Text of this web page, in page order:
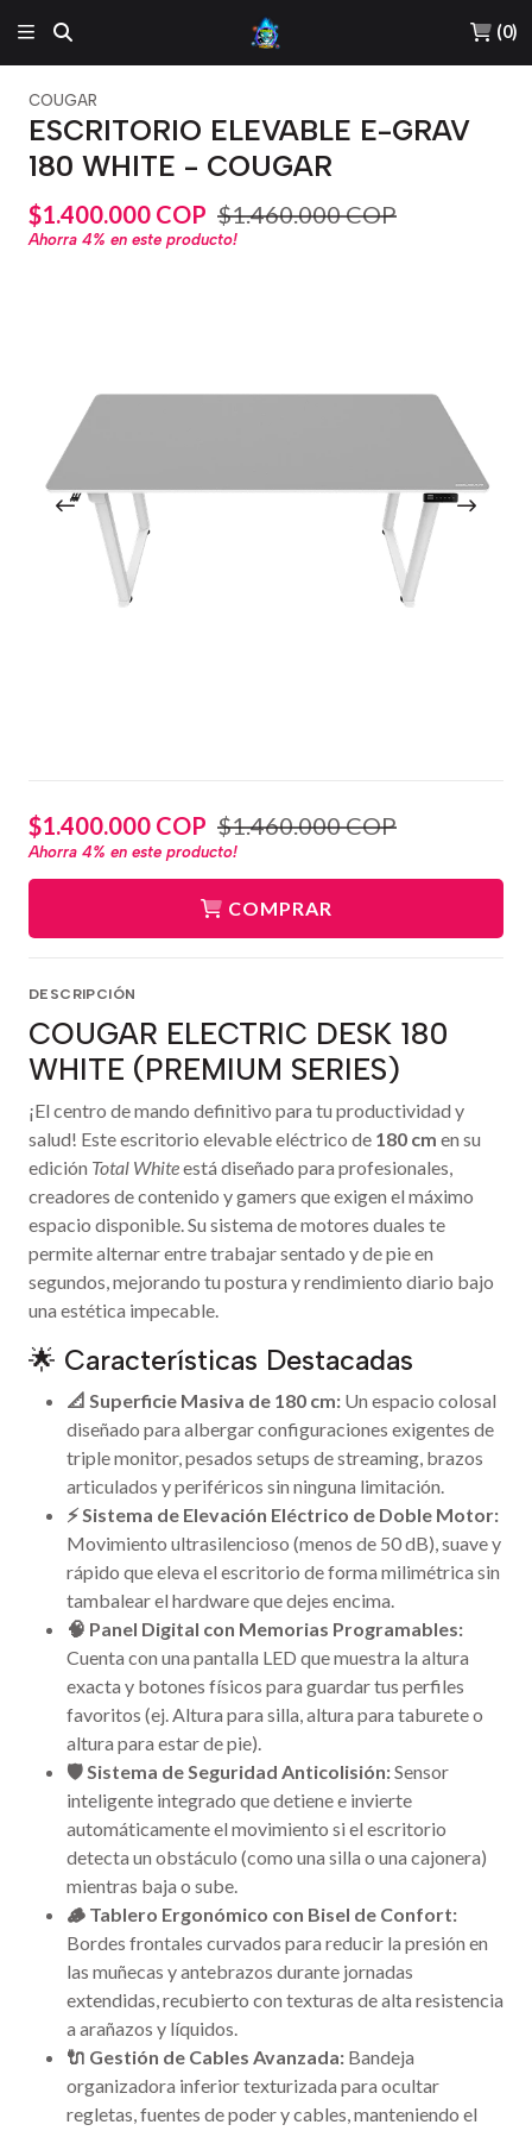
(0)
COUGAR
ESCRITORIO ELEVABLE E-GRAV
180 WHITE - COUGAR
$1.400.000 COP $1.460.000 COP
Ahorra 4% en este producto!
$1.400.000 COP $1.460.000 COP
Ahorra 4% en este producto!
COMPRAR
DESCRIPCIÓN
COUGAR ELECTRIC DESK 180
WHITE (PREMIUM SERIES)
¡El centro de mando definitivo para tu productividad y
salud! Este escritorio elevable eléctrico de 180 cm en su
edición Total Whiteestá diseñado para profesionales,
creadores de contenido y gamers que exigen el máximo
espacio disponible. Su sistema de motores duales te
permite alternar entre trabajar sentado y de pie en
segundos, mejorando tu postura y rendimiento diario bajo
una estética impecable.
🌟 Características Destacadas
📐 Superficie Masiva de 180 cm: Un espacio colosal
diseñado para albergar configuraciones exigentes de
triple monitor, pesados setups de streaming, brazos
articulados y periféricos sin ninguna limitación.
⚡ Sistema de Elevación Eléctrico de Doble Motor:
Movimiento ultrasilencioso (menos de 50 dB), suave y
rápido que eleva el escritorio de forma milimétrica sin
tambalear el hardware que dejes encima.
🧠 Panel Digital con Memorias Programables:
Cuenta con una pantalla LED que muestra la altura
exacta y botones físicos para guardar tus perfiles
favoritos (ej. Altura para silla, altura para taburete o
altura para estar de pie).
🛡️ Sistema de Seguridad Anticolisión:Sensor
inteligente integrado que detiene e invierte
automáticamente el movimiento si el escritorio
detecta un obstáculo (como una silla o una cajonera)
mientras baja o sube.
🪵 Tablero Ergonómico con Bisel de Confort:
Bordes frontales curvados para reducir la presión en
las muñecas y antebrazos durante jornadas
extendidas, recubierto con texturas de alta resistencia
a arañazos y líquidos.
🔌 Gestión de Cables Avanzada: Bandeja
organizadora inferior texturizada para ocultar
regletas, fuentes de poder y cables, manteniendo el